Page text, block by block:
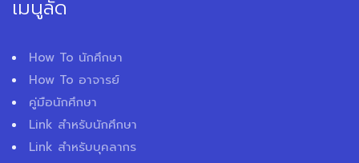
เมนูลัด
How To นักศึกษา
How To อาจารย์
คู่มือนักศึกษา
Link สำหรับนักศึกษา
Link สำหรับบุคลากร